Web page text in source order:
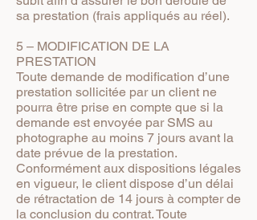
sa prestation (frais appliqués au réel).
5 – MODIFICATION DE LA
PRESTATION
Toute demande de modification d’une
prestation sollicitée par un client ne
pourra être prise en compte que si la
demande est envoyée par SMS au
photographe au moins 7 jours avant la
date prévue de la prestation.
Conformément aux dispositions légales
en vigueur, le client dispose d’un délai
de rétractation de 14 jours à compter de
la conclusion du contrat. Toute